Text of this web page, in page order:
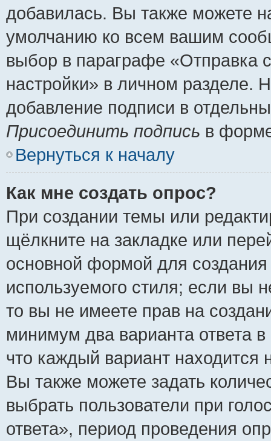
добавилась. Вы также можете
умолчанию ко всем вашим
выбор в параграфе «Отправка
настройки» в личном разделе.
добавление подписи в
Присоединить подпись в
Вернуться к началу
Как мне создать опрос?
При создании темы или
щёлкните на закладке или
основной формой для
используемого стиля; если вы
то вы не имеете прав на
минимум два варианта ответа
что каждый вариант находится
Вы также можете задать
выбрать пользователи при
ответа», период проведения